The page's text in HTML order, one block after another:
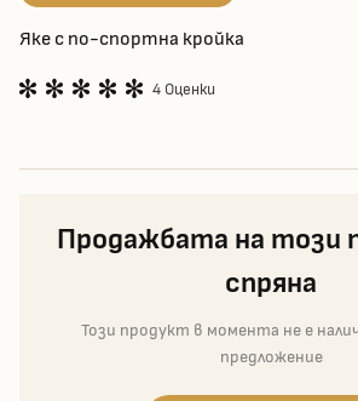
Яке с по-спортна кройка
4 Оценки
Продажбата на този
спряна
Този продукт в момента не е
предложение